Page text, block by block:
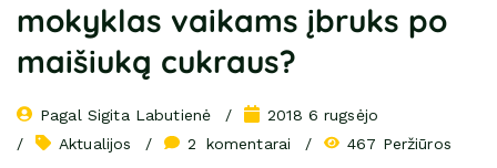
mokyklas vaikams įbruks po
maišiuką cukraus?
Pagal Sigita Labutienė
2018 6 rugsėjo
Aktualijos
2 komentarai 467 Peržiūros